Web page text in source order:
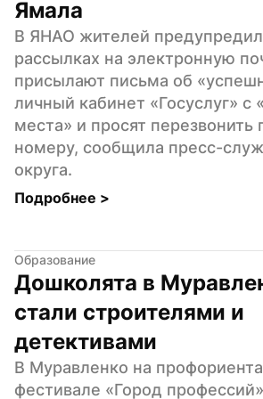
Ямала
В ЯНАО жителей
рассылках на электронную
присылают письма об
личный кабинет «Госуслуг» с
места» и просят перезвонить
номеру, сообщила пресс-
округа.
Подробнее >
Образование
Дошколята в
стали строителями и
детективами
В Муравленко на
фестивале «Город